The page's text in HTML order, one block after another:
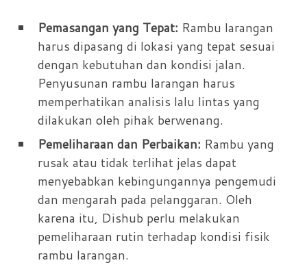
Pemasangan yang Tepat: Rambu larangan
harus dipasang di lokasi yang tepat sesuai
dengan kebutuhan dan kondisi jalan.
Penyusunan rambu larangan harus
memperhatikan analisis lalu lintas yang
dilakukan oleh pihak berwenang.
Pemeliharaan dan Perbaikan: Rambu yang
rusak atau tidak terlihat jelas dapat
menyebabkan kebingungannya pengemudi
dan mengarah pada pelanggaran. Oleh
karena itu, Dishub perlu melakukan
pemeliharaan rutin terhadap kondisi fisik
rambu larangan.